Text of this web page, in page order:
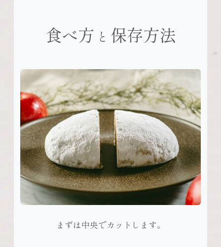
食べ方 と 保存方法
まずは中央でカットします。